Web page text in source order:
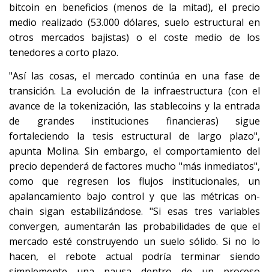
bitcoin en beneficios (menos de la mitad), el precio
medio realizado (53.000 dólares, suelo estructural en
otros mercados bajistas) o el coste medio de los
tenedores a corto plazo.
"Así las cosas, el mercado continúa en una fase de
transición. La evolución de la infraestructura (con el
avance de la tokenización, las stablecoins y la entrada
de grandes instituciones financieras) sigue
fortaleciendo la tesis estructural de largo plazo",
apunta Molina. Sin embargo, el comportamiento del
precio dependerá de factores mucho "más inmediatos",
como que regresen los flujos institucionales, un
apalancamiento bajo control y que las métricas on-
chain sigan estabilizándose. "Si esas tres variables
convergen, aumentarán las probabilidades de que el
mercado esté construyendo un suelo sólido. Si no lo
hacen, el rebote actual podría terminar siendo